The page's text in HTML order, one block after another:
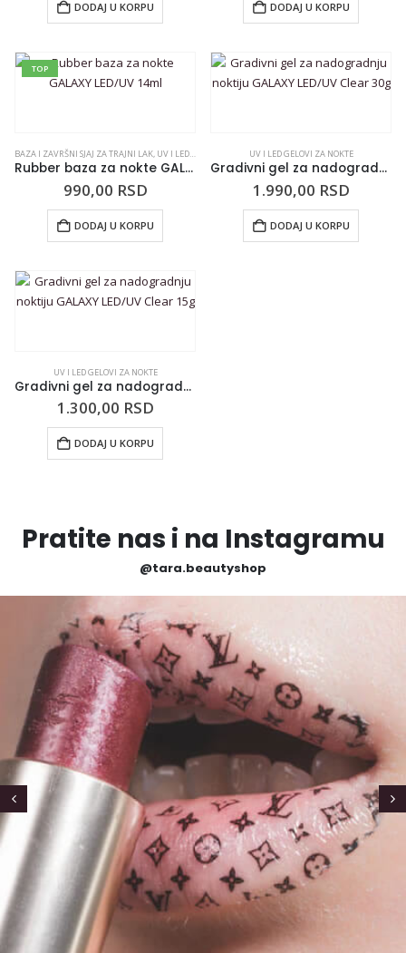
DODAJ U KORPU DODAJ U KORPU
TOP
BAZA I ZAVRŠNI SJAJ ZA TRAJNI LAK, UV I LED GELOVI ZA NOKTE
Rubber baza za nokte GALAXY LED/UV 14ml
990,00 RSD
DODAJ U KORPU
UV I LED GELOVI ZA NOKTE
Gradivni gel za nadogradnju noktiju GALAXY LED/UV Clear 30g
1.990,00 RSD
DODAJ U KORPU
UV I LED GELOVI ZA NOKTE
Gradivni gel za nadogradnju noktiju GALAXY LED/UV Clear 15g
1.300,00 RSD
DODAJ U KORPU
Pratite nas i na Instagramu
@tara.beautyshop